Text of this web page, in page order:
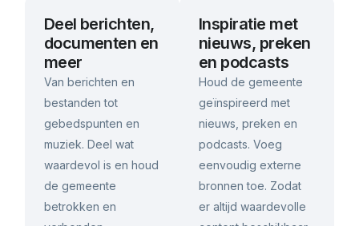
Deel berichten,
documenten en
meer
Van berichten en
bestanden tot
gebedspunten en
muziek. Deel wat
waardevol is en houd
de gemeente
betrokken en
Inspiratie met
nieuws, preken
en podcasts
Houd de gemeente
geïnspireerd met
nieuws, preken en
podcasts. Voeg
eenvoudig externe
bronnen toe. Zodat
er altijd waardevolle